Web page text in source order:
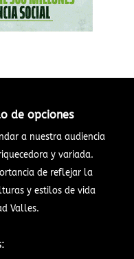
de opciones
a nuestra audiencia
y variada.
de reflejar la
y estilos de vida
Valles.